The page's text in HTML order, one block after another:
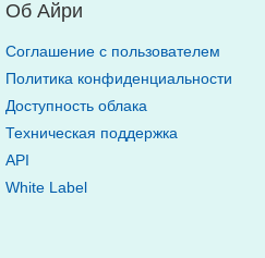
Об Айри
Соглашение с пользователем
Политика конфиденциальности
Доступность облака
Техническая поддержка
API
White Label